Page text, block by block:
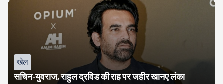
खेल
सचिन-युवराज, राहुल द्रविड की राह पर जहीर खानए लंका